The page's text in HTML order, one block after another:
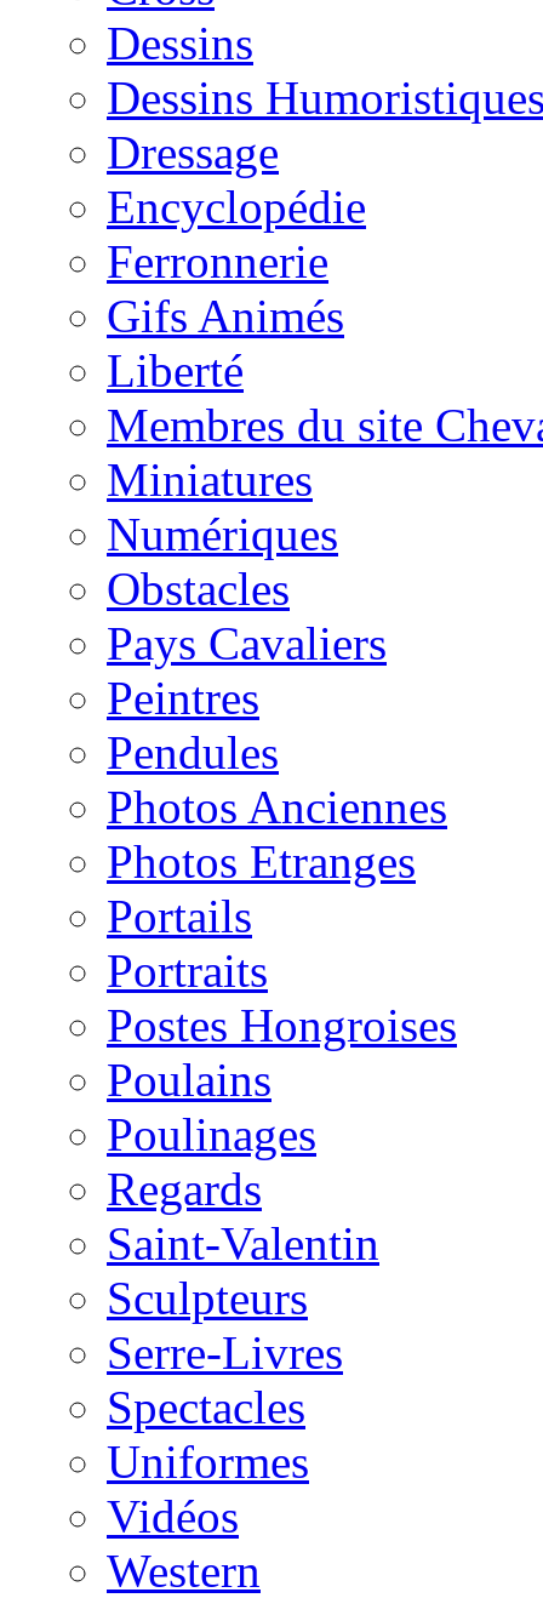
Dessins
Dessins
Dressage
Encyclopédie
Ferronnerie
Gifs Animés
Liberté
Membres du site
Miniatures
Numériques
Obstacles
Pays Cavaliers
Peintres
Pendules
Photos Anciennes
Photos Etranges
Portails
Portraits
Postes Hongroises
Poulains
Poulinages
Regards
Saint-Valentin
Sculpteurs
Serre-Livres
Spectacles
Uniformes
Vidéos
Western